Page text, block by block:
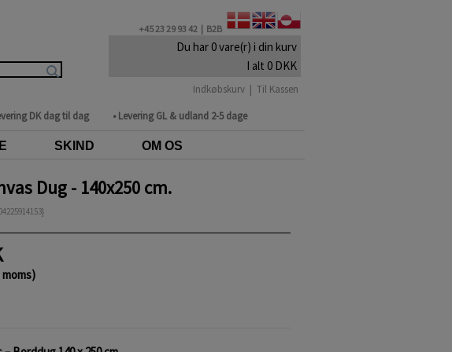
Du har 0 vare(r) i din kurv
I alt 0 DKK
Indkøbskurv | Til Kassen
+45 23 29 93 42 | B2B
DK dag til dag • Levering GL & udland 2-5 dage
SKIND OM OS
Dug - 140x250 cm.